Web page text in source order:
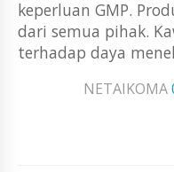
keperluan GMP.
dari semua pihak.
terhadap daya
NETAIKOMA